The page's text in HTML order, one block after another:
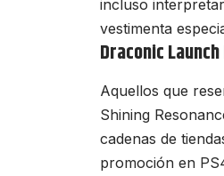
incluso
vestimenta
Draconic
Aquellos que
Shining
cadenas de
promoción en